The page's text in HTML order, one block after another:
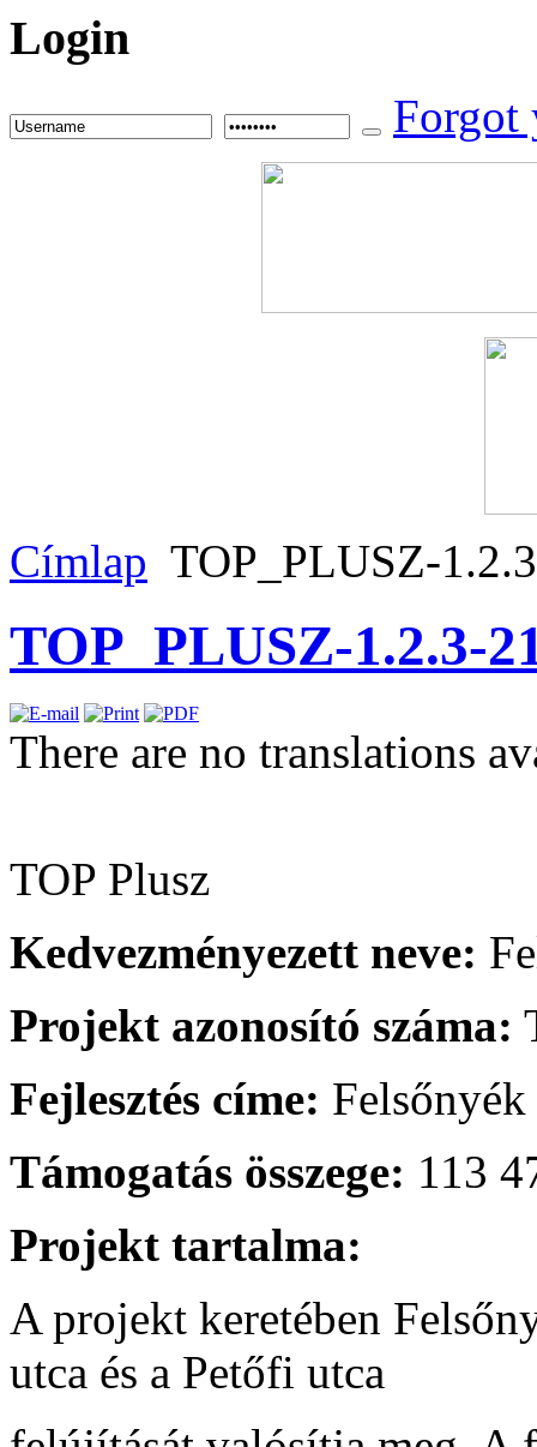
Login
Forgot
Címlap TOP_PLUSZ-
TOP_PLUSZ-1.2.3-
There are no translations
TOP Plusz
Kedvezményezett neve:
Projekt azonosító száma:
Fejlesztés címe:
Támogatás összege: 113
Projekt tartalma:
A projekt keretében
utca és a Petőfi utca